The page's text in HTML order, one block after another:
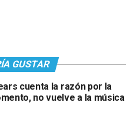
GUSTAR
cuenta la razón por la
no vuelve a la música